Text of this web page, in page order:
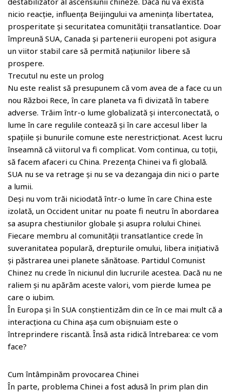
m
nicio reacție, influența Beijingului va amenința libertatea,
prosperitate și securitatea comunității transatlantice. Doar
împreună SUA, Canada și partenerii europeni pot asigura
un viitor stabil care să permită națiunilor libere să
prospere.
Trecutul nu este un prolog
Nu este realist să presupunem că vom avea de a face cu un
nou Război Rece, în care planeta va fi divizată în tabere
adverse. Trăim într-o lume globalizată și interconectată, o
lume în care regulile contează și în care accesul liber la
spațiile și bunurile comune este nerestricționat. Acest lucru
înseamnă că viitorul va fi complicat. Vom continua, cu toții,
să facem afaceri cu China. Prezența Chinei va fi globală.
SUA nu se va retrage și nu se va dezangaja din nici o parte
a lumii.
Deși nu vom trăi niciodată într-o lume în care China este
izolată, un Occident unitar nu poate fi neutru în abordarea
sa asupra chestiunilor globale și asupra rolului Chinei.
Fiecare membru al comunității transatlantice crede în
suveranitatea populară, drepturile omului, libera inițiativă
și păstrarea unei planete sănătoase. Partidul Comunist
Chinez nu crede în niciunul din lucrurile acestea. Dacă nu ne
raliem și nu apărăm aceste valori, vom pierde lumea pe
care o iubim.
În Europa și în SUA conștientizăm din ce în ce mai mult că a
interacționa cu China așa cum obișnuiam este o
întreprindere riscantă. Însă asta ridică întrebarea: ce vom
face?
Cum întâmpinăm provocarea Chinei
În parte, problema Chinei a fost adusă în prim plan din